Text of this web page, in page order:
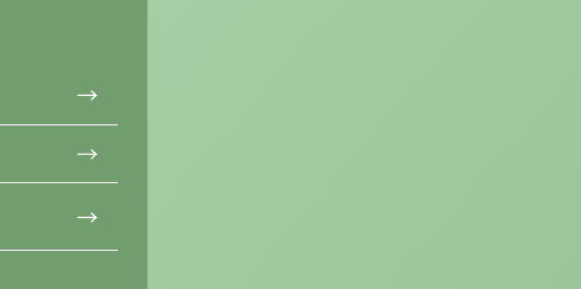
→
→
→